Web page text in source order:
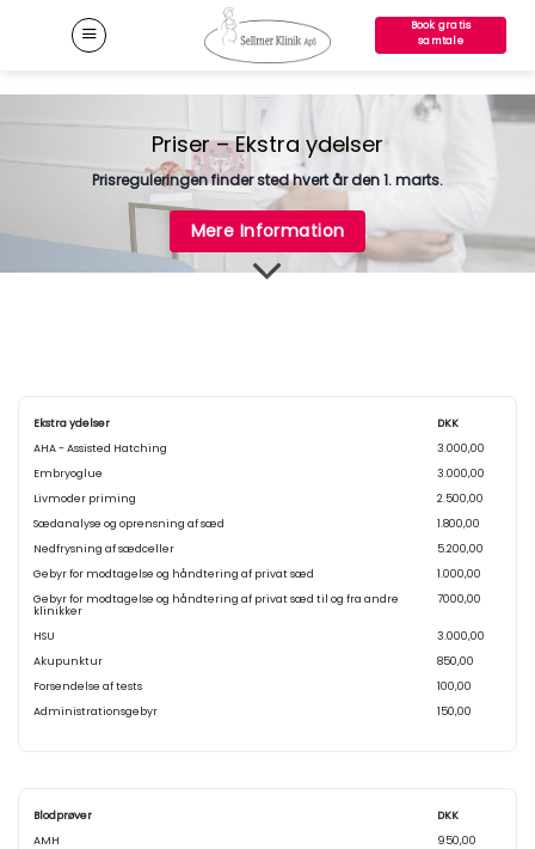
Book gratis
samtale
Priser – Ekstra ydelser
Prisreguleringen finder sted hvert år den 1. marts.
Mere Information
Ekstra ydelser
DKK
AHA - Assisted Hatching
3.000,00
Embryoglue
3.000,00
Livmoder priming
2.500,00
Sædanalyse og oprensning af sæd
1.800,00
Nedfrysning af sædceller
5.200,00
Gebyr for modtagelse og håndtering af privat sæd
1.000,00
Gebyr for modtagelse og håndtering af privat sæd til og fra andre
klinikker
7000,00
HSU
3.000,00
Akupunktur
850,00
Forsendelse af tests
100,00
Administrationsgebyr
150,00
Blodprøver
DKK
AMH
950,00